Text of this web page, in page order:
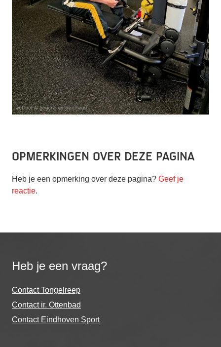
Opmerkingen over deze pagina
Heb je een opmerking over deze pagina? Geef je
reactie.
Heb je een vraag?
Contact Tongelreep
Contact ir. Ottenbad
Contact Eindhoven Sport